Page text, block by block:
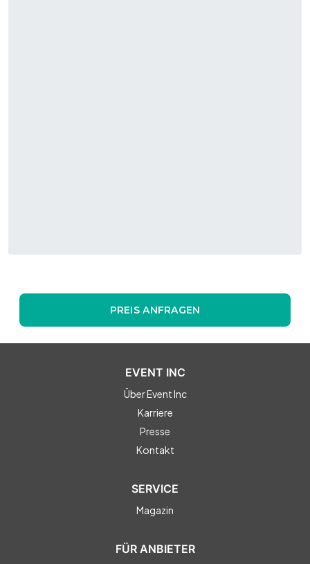
PREIS ANFRAGEN
EVENT INC
Über Event Inc
Karriere
Presse
Kontakt
SERVICE
Magazin
FÜR ANBIETER